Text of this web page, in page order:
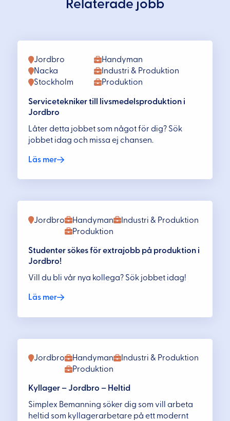
Relaterade jobb
Handyman
Industri & Produktion
Produktion
Jordbro
Nacka
Stockholm
Servicetekniker till livsmedelsproduktion i
Jordbro
Låter detta jobbet som något för dig? Sök
jobbet idag och missa ej chansen.
Läs mer
Handyman
Industri & Produktion
Produktion
Jordbro
Studenter sökes för extrajobb på produktion i
Jordbro!
Vill du bli vår nya kollega? Sök jobbet idag!
Läs mer
Handyman
Industri & Produktion
Produktion
Jordbro
Kyllager – Jordbro – Heltid
Simplex Bemanning söker dig som vill arbeta
heltid som kyllagerarbetare på ett modernt